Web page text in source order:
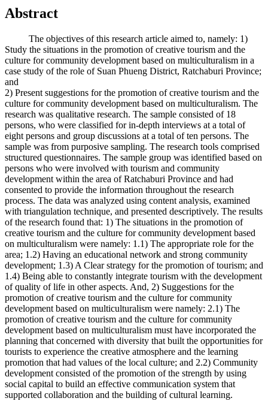
Abstract
The objectives of this research article aimed to, namely: 1)
Study the situations in the promotion of creative tourism and the
culture for community development based on multiculturalism in a
case study of the role of Suan Phueng District, Ratchaburi Province;
and
2) Present suggestions for the promotion of creative tourism and the
culture for community development based on multiculturalism. The
research was qualitative research. The sample consisted of 18
persons, who were classified for in-depth interviews at a total of
eight persons and group discussions at a total of ten persons. The
sample was from purposive sampling. The research tools comprised
structured questionnaires. The sample group was identified based on
persons who were involved with tourism and community
development within the area of Ratchaburi Province and had
consented to provide the information throughout the research
process. The data was analyzed using content analysis, examined
with triangulation technique, and presented descriptively. The results
of the research found that: 1) The situations in the promotion of
creative tourism and the culture for community development based
on multiculturalism were namely: 1.1) The appropriate role for the
area; 1.2) Having an educational network and strong community
development; 1.3) A Clear strategy for the promotion of tourism; and
1.4) Being able to constantly integrate tourism with the development
of quality of life in other aspects. And, 2) Suggestions for the
promotion of creative tourism and the culture for community
development based on multiculturalism were namely: 2.1) The
promotion of creative tourism and the culture for community
development based on multiculturalism must have incorporated the
planning that concerned with diversity that built the opportunities for
tourists to experience the creative atmosphere and the learning
promotion that had values of the local culture; and 2.2) Community
development consisted of the promotion of the strength by using
social capital to build an effective communication system that
supported collaboration and the building of cultural learning.